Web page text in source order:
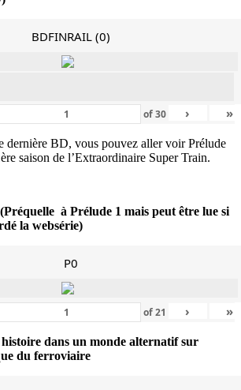
BDFINRAIL (0)
of30 › »
dernière BD, vous pouvez aller voir Prélude
saison de l’Extraordinaire Super Train.
à Prélude 1 mais peut être lue si
la websérie)
P0
of21 › »
dans un monde alternatif sur
du ferroviaire